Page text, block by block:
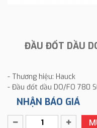
ĐẦU ĐỐT DẦU
- Thương hiệu: Hauck
- Đầu đốt dầu DO/FO 780
NHẬN BÁO GIÁ